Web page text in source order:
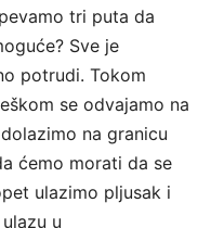
tri puta da
Sve je
potrudi. Tokom
se odvajamo na
na granicu
ćemo morati da se
ulazimo pljusak i
u